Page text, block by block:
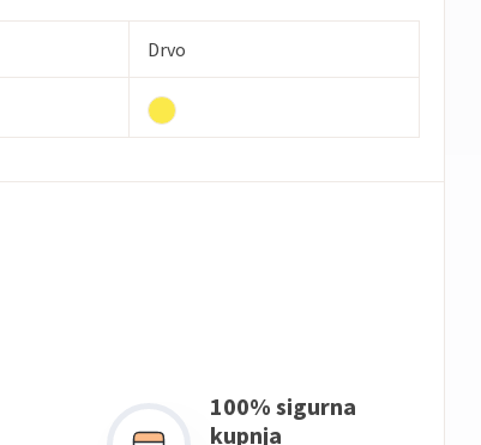
Drvo
100% sigurna
kupnja